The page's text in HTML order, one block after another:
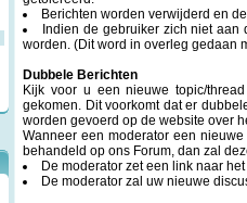
Berichten worden verwijderd en
Indien de gebruiker zich niet
worden. (Dit word in overleg gedaan
Dubbele Berichten
Kijk voor u een nieuwe topic/
gekomen. Dit voorkomt dat er
worden gevoerd op de website over
Wanneer een moderator een
behandeld op ons Forum, dan zal
De moderator zet een link naar
De moderator zal uw nieuwe